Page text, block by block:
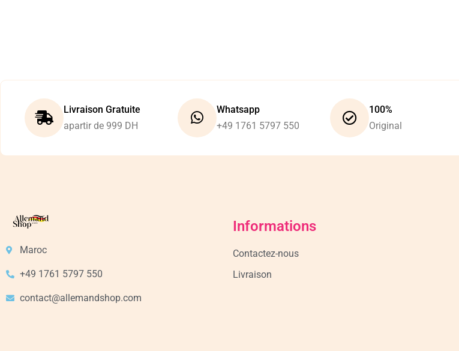
Livraison Gratuite
apartir de 999 DH
Whatsapp
+49 1761 5797 550
100%
Original
Maroc
+49 1761 5797 550
contact@allemandshop.com
Informations
Contactez-nous
Livraison